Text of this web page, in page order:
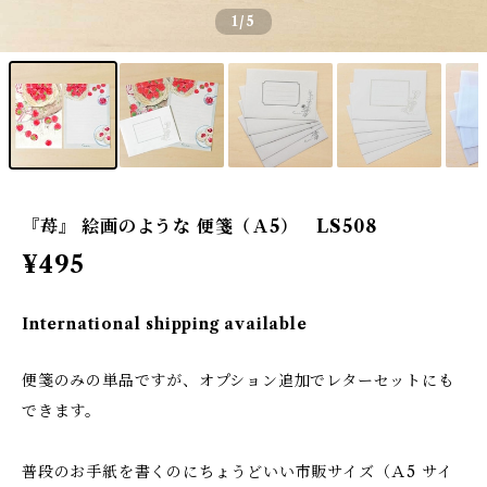
1/5
『苺』 絵画のような 便箋（Ａ5） LS508
¥495
International shipping available
便箋のみの単品ですが、オプション追加でレターセットにも
できます。
普段のお手紙を書くのにちょうどいい市販サイズ（Ａ5 サイ